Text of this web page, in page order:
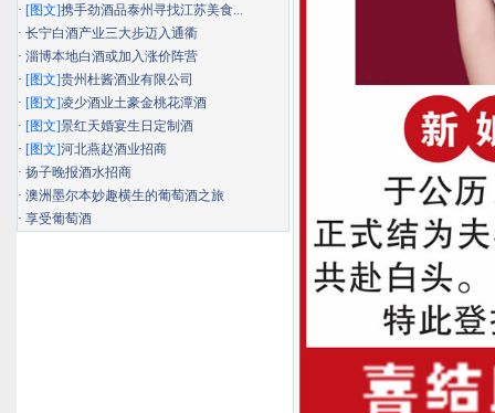
· [图文]携手劲酒品泰州寻找江苏美食...
· 长宁白酒产业三大步迈入通衢
· 淄博本地白酒或加入涨价阵营
· [图文]贵州杜酱酒业有限公司
· [图文]凌少酒业土豪金桃花潭酒
· [图文]景红天婚宴生日定制酒
· [图文]河北燕赵酒业招商
· 扬子晚报酒水招商
· 澳洲墨尔本妙趣横生的葡萄酒之旅
· 享受葡萄酒